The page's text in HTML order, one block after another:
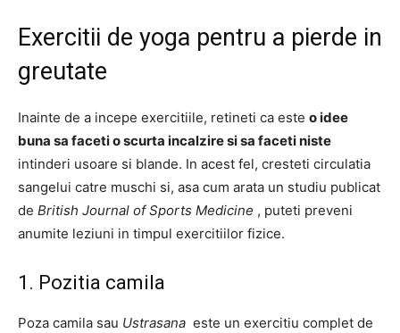
Exercitii de yoga pentru a pierde in
greutate
Inainte de a incepe exercitiile, retineti ca este o idee
buna sa faceti o scurta incalzire si sa faceti niste
intinderi usoare si blande. In acest fel, cresteti circulatia
sangelui catre muschi si, asa cum arata un studiu publicat
de British Journal of Sports Medicine , puteti preveni
anumite leziuni in timpul exercitiilor fizice.
1. Pozitia camila
Poza camila sau Ustrasana este un exercitiu complet de